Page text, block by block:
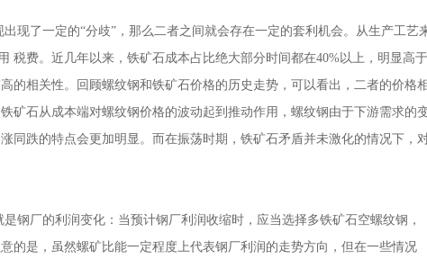
现了一定的“分歧”，那么二者之间就会存在一定的套利机会。从生产工艺
税费。近几年以来，铁矿石成本占比绝大部分时间都在40%以上，明显高于
的相关性。回顾螺纹钢和铁矿石价格的历史走势，可以看出，二者的价格相
矿石从成本端对螺纹钢价格的波动起到推动作用，螺纹钢由于下游需求的
同跌的特点会更加明显。而在振荡时期，铁矿石矛盾并未激化的情况下，
钢厂的利润变化：当预计钢厂利润收缩时，应当选择多铁矿石空螺纹钢，
的是，虽然螺矿比能一定程度上代表钢厂利润的走势方向，但在一些情况